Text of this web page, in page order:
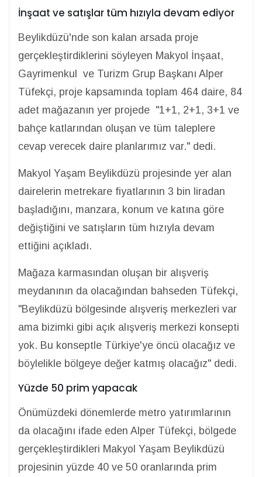
İnşaat ve satışlar tüm hızıyla devam ediyor
Beylikdüzü'nde son kalan arsada proje
gerçekleştirdiklerini söyleyen Makyol İnşaat,
Gayrimenkul ve Turizm Grup Başkanı Alper
Tüfekçi, proje kapsamında toplam 464 daire, 84
adet mağazanın yer projede "1+1, 2+1, 3+1 ve
bahçe katlarından oluşan ve tüm taleplere
cevap verecek daire planlarımız var." dedi.
Makyol Yaşam Beylikdüzü projesinde yer alan
dairelerin metrekare fiyatlarının 3 bin liradan
başladığını, manzara, konum ve katına göre
değiştiğini ve satışların tüm hızıyla devam
ettiğini açıkladı.
Mağaza karmasından oluşan bir alışveriş
meydanının da olacağından bahseden Tüfekçi,
"Beylikdüzü bölgesinde alışveriş merkezleri var
ama bizimki gibi açık alışveriş merkezi konsepti
yok. Bu konseptle Türkiye'ye öncü olacağız ve
böylelikle bölgeye değer katmış olacağız" dedi.
Yüzde 50 prim yapacak
Önümüzdeki dönemlerde metro yatırımlarının
da olacağını ifade eden Alper Tüfekçi, bölgede
gerçekleştirdikleri Makyol Yaşam Beylikdüzü
projesinin yüzde 40 ve 50 oranlarında prim